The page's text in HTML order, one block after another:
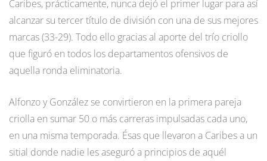
Caribes, prácticamente, nunca dejó el primer lugar para así
alcanzar su tercer título de división con una de sus mejores
marcas (33-29). Todo ello gracias al aporte del trío criollo
que figuró en todos los departamentos ofensivos de
aquella ronda eliminatoria.
Alfonzo y González se convirtieron en la primera pareja
criolla en sumar 50 o más carreras impulsadas cada uno,
en una misma temporada. Ésas que llevaron a Caribes a un
sitial donde nadie les aseguró a principios de aquél